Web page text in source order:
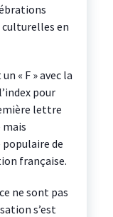
en
« F » avec la
pour
lettre
mais
de
française.
ne sont pas
s’est